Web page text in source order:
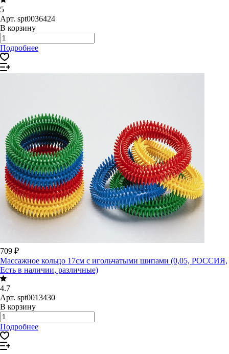
5
Арт. spt0036424
В корзину
Подробнее
709 ₽
Массажное кольцо 17см с игольчатыми шипами (0,05, РОССИЯ,
Есть в наличии, различные)
4.7
Арт. spt0013430
В корзину
Подробнее